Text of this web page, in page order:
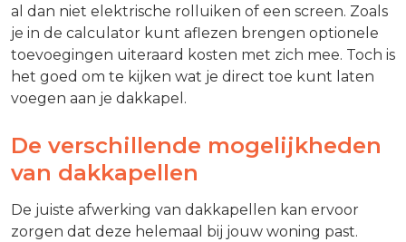
al dan niet elektrische rolluiken of een screen. Zoals
je in de calculator kunt aflezen brengen optionele
toevoegingen uiteraard kosten met zich mee. Toch is
het goed om te kijken wat je direct toe kunt laten
voegen aan je dakkapel.
De verschillende mogelijkheden
van dakkapellen
De juiste afwerking van dakkapellen kan ervoor
zorgen dat deze helemaal bij jouw woning past.